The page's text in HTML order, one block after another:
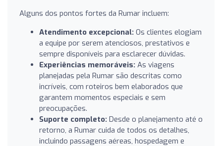
Alguns dos pontos fortes da Rumar incluem:
Atendimento excepcional: Os clientes elogiam
a equipe por serem atenciosos, prestativos e
sempre disponíveis para esclarecer dúvidas.
Experiências memoráveis: As viagens
planejadas pela Rumar são descritas como
incríveis, com roteiros bem elaborados que
garantem momentos especiais e sem
preocupações.
Suporte completo: Desde o planejamento até o
retorno, a Rumar cuida de todos os detalhes,
incluindo passagens aéreas, hospedagem e